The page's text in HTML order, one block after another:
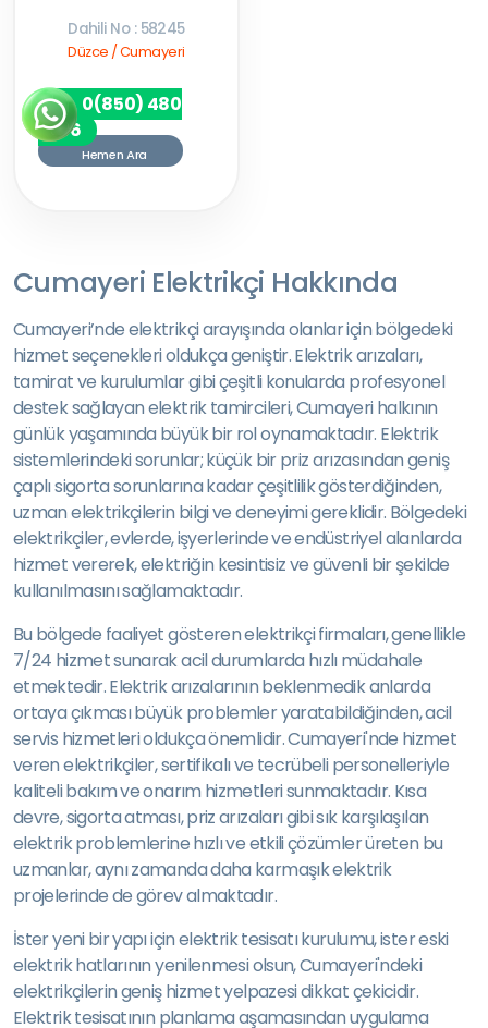
Dahili No : 58245
Düzce / Cumayeri
0(850) 480
7256
Hemen Ara
Cumayeri Elektrikçi Hakkında
Cumayeri’nde elektrikçi arayışında olanlar için bölgedeki
hizmet seçenekleri oldukça geniştir. Elektrik arızaları,
tamirat ve kurulumlar gibi çeşitli konularda profesyonel
destek sağlayan elektrik tamircileri, Cumayeri halkının
günlük yaşamında büyük bir rol oynamaktadır. Elektrik
sistemlerindeki sorunlar; küçük bir priz arızasından geniş
çaplı sigorta sorunlarına kadar çeşitlilik gösterdiğinden,
uzman elektrikçilerin bilgi ve deneyimi gereklidir. Bölgedeki
elektrikçiler, evlerde, işyerlerinde ve endüstriyel alanlarda
hizmet vererek, elektriğin kesintisiz ve güvenli bir şekilde
kullanılmasını sağlamaktadır.
Bu bölgede faaliyet gösteren elektrikçi firmaları, genellikle
7/24 hizmet sunarak acil durumlarda hızlı müdahale
etmektedir. Elektrik arızalarının beklenmedik anlarda
ortaya çıkması büyük problemler yaratabildiğinden, acil
servis hizmetleri oldukça önemlidir. Cumayeri'nde hizmet
veren elektrikçiler, sertifikalı ve tecrübeli personelleriyle
kaliteli bakım ve onarım hizmetleri sunmaktadır. Kısa
devre, sigorta atması, priz arızaları gibi sık karşılaşılan
elektrik problemlerine hızlı ve etkili çözümler üreten bu
uzmanlar, aynı zamanda daha karmaşık elektrik
projelerinde de görev almaktadır.
İster yeni bir yapı için elektrik tesisatı kurulumu, ister eski
elektrik hatlarının yenilenmesi olsun, Cumayeri'ndeki
elektrikçilerin geniş hizmet yelpazesi dikkat çekicidir.
Elektrik tesisatının planlama aşamasından uygulama